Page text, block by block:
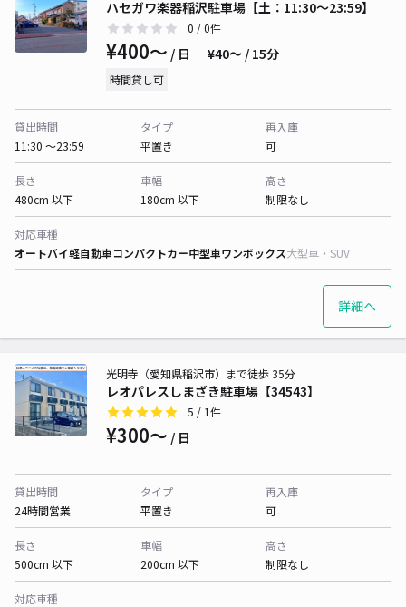
ハセガワ楽器稲沢駐車場【土：11:30～23:59】
0 / 0件
¥400〜 / 日 ¥40〜 / 15分
時間貸し可
貸出時間
11:30 〜23:59
タイプ
平置き
再入庫
可
長さ
480cm 以下
車幅
180cm 以下
高さ
制限なし
対応車種
オートバイ軽自動車コンパクトカー中型車ワンボックス大型車・SUV
詳細へ
レオパレスしまざき駐車場【34543】
光明寺（愛知県稲沢市）まで徒歩 35分
5 / 1件
¥300〜 / 日
貸出時間
24時間営業
タイプ
平置き
再入庫
可
長さ
500cm 以下
車幅
200cm 以下
高さ
制限なし
対応車種